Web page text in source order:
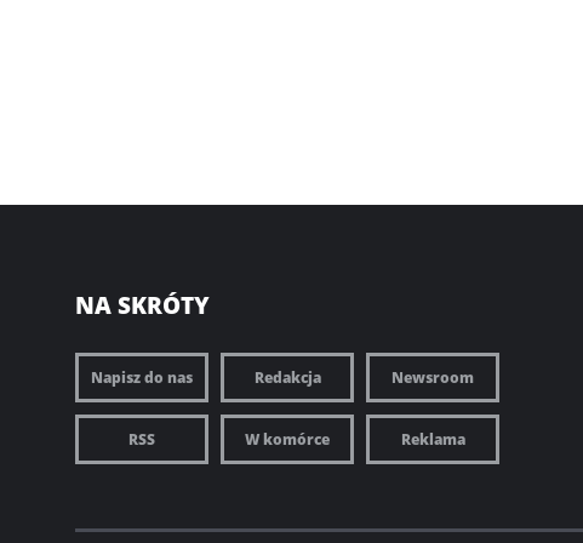
NA SKRÓTY
Napisz do nas Redakcja Newsroom
RSS W komórce Reklama